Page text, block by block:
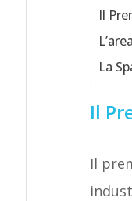
Il
La
Il
Il